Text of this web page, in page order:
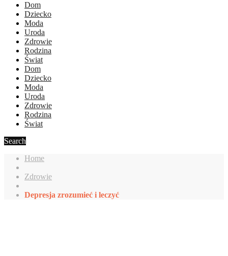
Dom
Dziecko
Moda
Uroda
Zdrowie
Rodzina
Świat
Dom
Dziecko
Moda
Uroda
Zdrowie
Rodzina
Świat
Search
Home
Zdrowie
Depresja zrozumieć i leczyć